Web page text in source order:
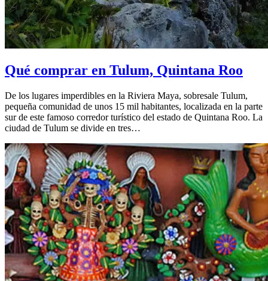
Qué comprar en Tulum, Quintana Roo
De los lugares imperdibles en la Riviera Maya, sobresale Tulum,
pequeña comunidad de unos 15 mil habitantes, localizada en la parte
sur de este famoso corredor turístico del estado de Quintana Roo. La
ciudad de Tulum se divide en tres…